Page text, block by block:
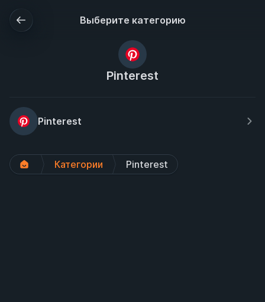
Выберите категорию
Pinterest
Pinterest
Категории Pinterest